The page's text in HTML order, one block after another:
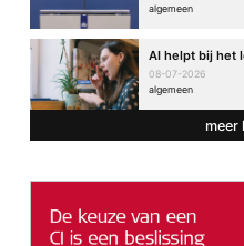
algemeen
AI helpt bij het
08-07-2026
algemeen
meer